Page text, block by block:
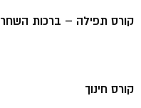
קורס תפילה – ברכות השחר
קורס חינוך